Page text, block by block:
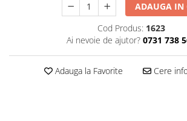
ADAUGA IN
Cod Produs: 1623
Ai nevoie de ajutor? 0731 738
Adauga la Favorite Cere